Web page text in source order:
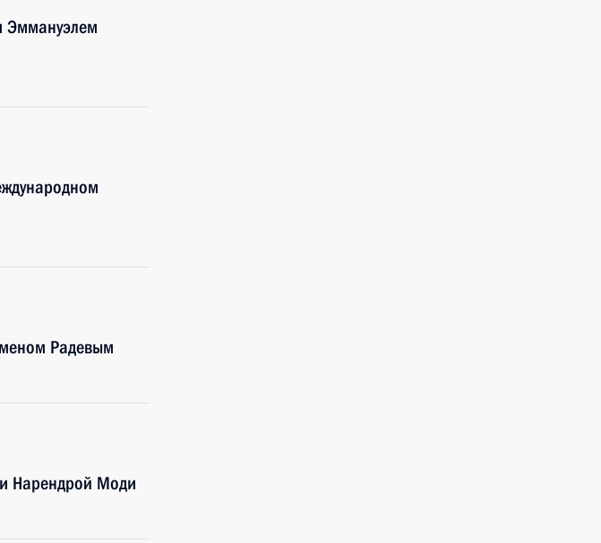
Эммануэлем
Радевым
Нарендрой Моди